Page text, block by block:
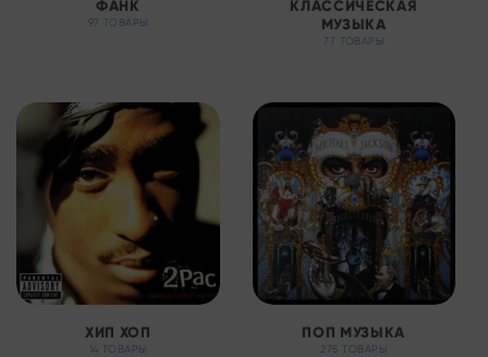
ФАНК
97 ТОВАРЫ
КЛАССИЧЕСКАЯ
МУЗЫКА
77 ТОВАРЫ
ХИП ХОП
14 ТОВАРЫ
ПОП МУЗЫКА
275 ТОВАРЫ